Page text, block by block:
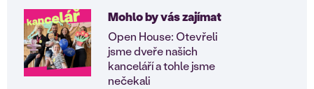
Mohlo by vás zajímat
Open House: Otevřeli
jsme dveře našich
kanceláří a tohle jsme
nečekali